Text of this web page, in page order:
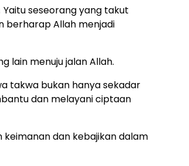
Yaitu seseorang yang takut
berharap Allah menjadi
lain menuju jalan Allah.
takwa bukan hanya sekadar
dan melayani ciptaan
dan kebajikan dalam